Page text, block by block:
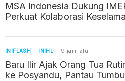
MSA Indonesia Dukung
Perkuat Kolaborasi
INIFLASH INIHL 9 jam lalu
Baru Ilir Ajak Orang Tua
ke Posyandu, Pantau